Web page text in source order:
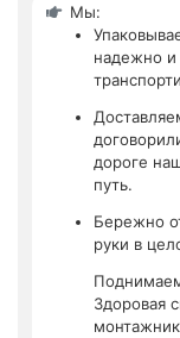
Мы:
надежно и
дороге
путь.
Бережно
руки в
Здоровая